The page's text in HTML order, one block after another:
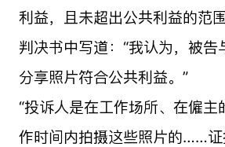
利益，且未超出公共利益的范围
判决书中写道：“我认为，被告
分享照片符合公共利益。”
“投诉人是在工作场所、在僱主
作时间内拍摄这些照片的……证